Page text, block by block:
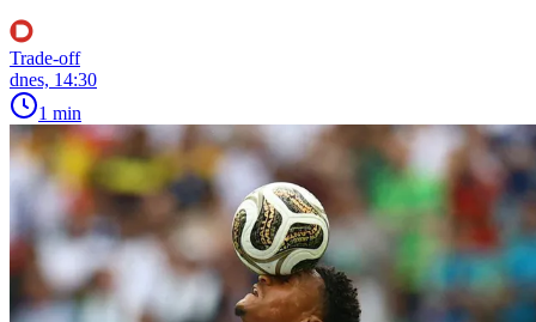
Trade-off
dnes, 14:30
1 min